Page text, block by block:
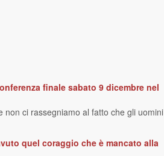
finale sabato 9 dicembre nel
non ci rassegniamo al fatto che gli uomini
quel coraggio che è mancato alla